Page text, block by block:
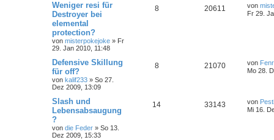
Weniger resi für
Destroyer bei
elemental
protection?
von misterpokejoke » Fr
29. Jan 2010, 11:48
8 20611 von
Fr 29.
Defensive Skillung
für off?
von kalif233 » So 27.
Dez 2009, 13:09
8 21070 von
Mo 28.
Slash und
Lebensabsaugung
?
von die Feder » So 13.
Dez 2009, 15:33
14 33143 von
Mi 16.